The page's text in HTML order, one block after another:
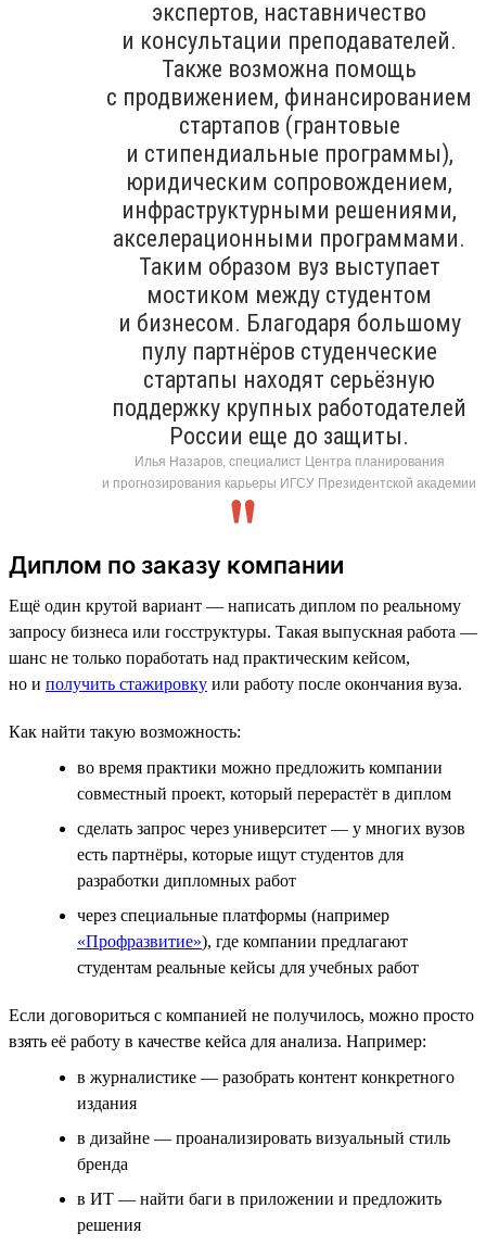
экспертов, наставничество
и консультации преподавателей.
Также возможна помощь
с продвижением, финансированием
стартапов (грантовые
и стипендиальные программы),
юридическим сопровождением,
инфраструктурными решениями,
акселерационными программами.
Таким образом вуз выступает
мостиком между студентом
и бизнесом. Благодаря большому
пулу партнёров студенческие
стартапы находят серьёзную
поддержку крупных работодателей
России еще до защиты.
Илья Назаров, специалист Центра планирования
и прогнозирования карьеры ИГСУ Президентской академии
Диплом по заказу компании
Ещё один крутой вариант — написать диплом по реальному
запросу бизнеса или госструктуры. Такая выпускная работа —
шанс не только поработать над практическим кейсом,
но и получить стажировку или работу после окончания вуза.
Как найти такую возможность:
во время практики можно предложить компании
совместный проект, который перерастёт в диплом
сделать запрос через университет — у многих вузов
есть партнёры, которые ищут студентов для
разработки дипломных работ
через специальные платформы (например
«Профразвитие»), где компании предлагают
студентам реальные кейсы для учебных работ
Если договориться с компанией не получилось, можно просто
взять её работу в качестве кейса для анализа. Например:
в журналистике — разобрать контент конкретного
издания
в дизайне — проанализировать визуальный стиль
бренда
в ИТ — найти баги в приложении и предложить
решения